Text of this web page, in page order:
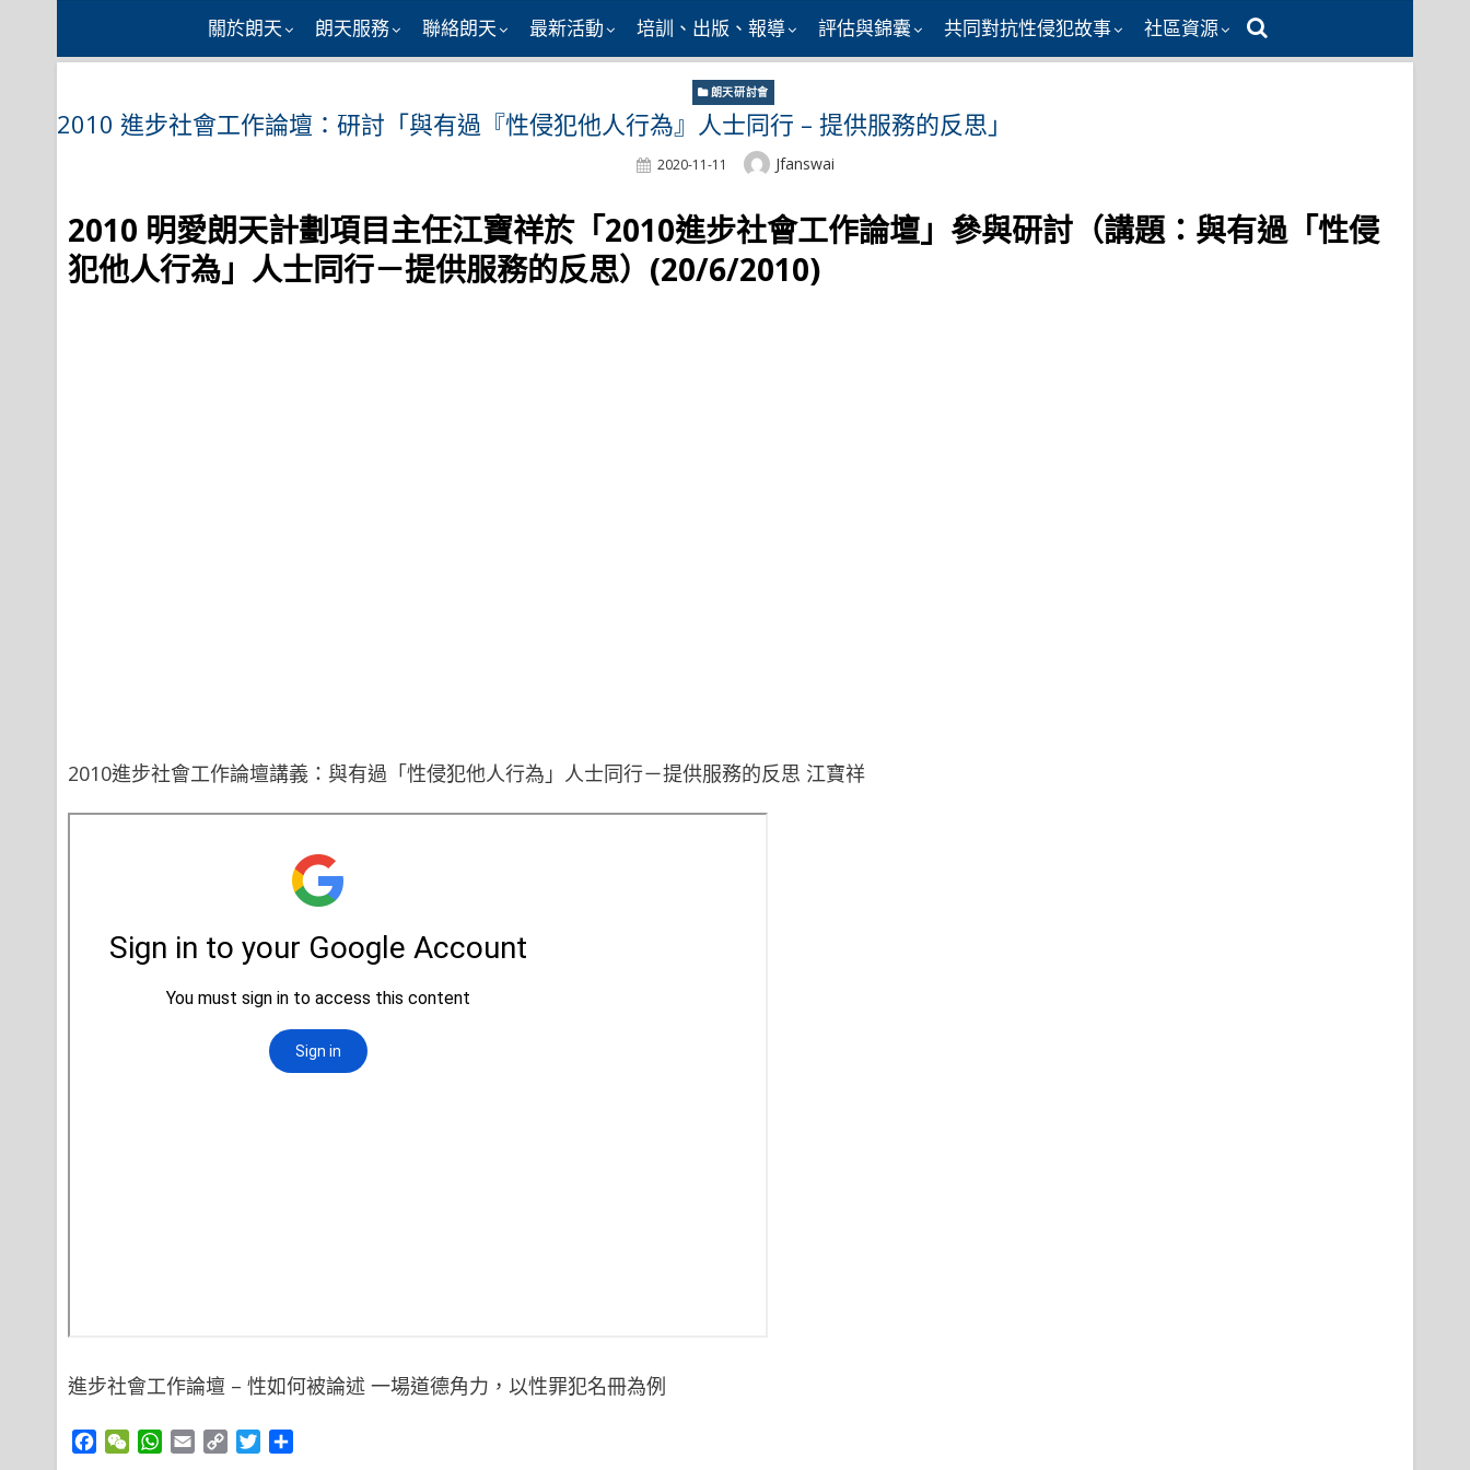
關於朗天 朗天服務 聯絡朗天 最新活動 培訓、出版、報導 評估與錦囊 共同對抗性侵犯故事 社區資源
朗天研討會
2010 進步社會工作論壇：研討「與有過『性侵犯他人行為』人士同行 – 提供服務的反思」
Posted
2020-11-11 Author
Jfanswai
2010 明愛朗天計劃項目主任江寶祥於「2010進步社會工作論壇」 參與研討（講題：與有過「性侵
犯他人行為」人士同行－提供服務的反思）(20/6/2010)
2010進步社會工作論壇講義：與有過「性侵犯他人行為」人士同行－提供服務的反思 江寶祥
進步社會工作論壇 – 性如何被論述 一場道德角力，以性罪犯名冊為例
Facebook
WeChatWhatsApp
Email Copy
Twitter